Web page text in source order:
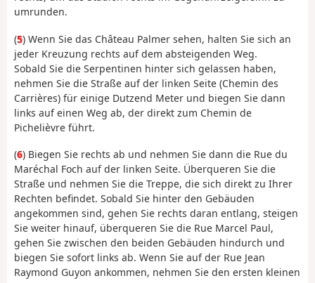
umrunden.
(5) Wenn Sie das Château Palmer sehen, halten Sie sich an
jeder Kreuzung rechts auf dem absteigenden Weg.
Sobald Sie die Serpentinen hinter sich gelassen haben,
nehmen Sie die Straße auf der linken Seite (Chemin des
Carrières) für einige Dutzend Meter und biegen Sie dann
links auf einen Weg ab, der direkt zum Chemin de
Pichelièvre führt.
(6) Biegen Sie rechts ab und nehmen Sie dann die Rue du
Maréchal Foch auf der linken Seite. Überqueren Sie die
Straße und nehmen Sie die Treppe, die sich direkt zu Ihrer
Rechten befindet. Sobald Sie hinter den Gebäuden
angekommen sind, gehen Sie rechts daran entlang, steigen
Sie weiter hinauf, überqueren Sie die Rue Marcel Paul,
gehen Sie zwischen den beiden Gebäuden hindurch und
biegen Sie sofort links ab. Wenn Sie auf der Rue Jean
Raymond Guyon ankommen, nehmen Sie den ersten kleinen